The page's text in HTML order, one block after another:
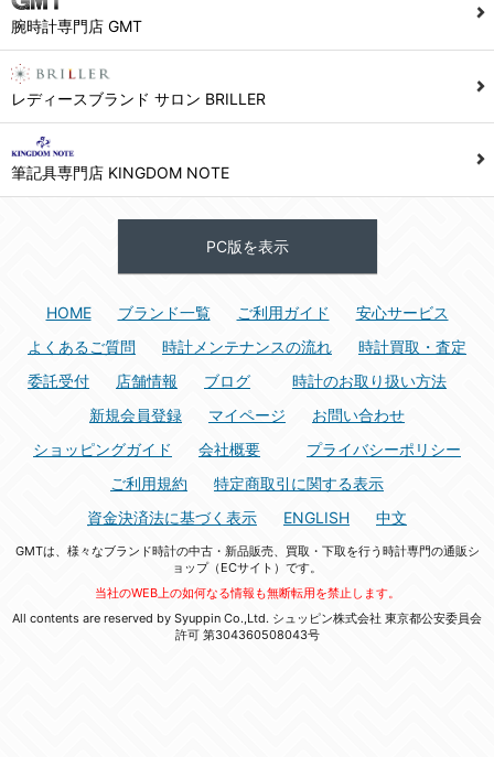
腕時計専門店 GMT
レディースブランド サロン BRILLER
筆記具専門店 KINGDOM NOTE
PC版を表示
HOME ブランド一覧 ご利用ガイド
安心サービス
よくあるご質問
時計メンテナンスの流れ
時計買取・査定
委託受付
店舗情報 ブログ
時計のお取り扱い方法
新規会員登録
マイページ
お問い合わせ
ショッピングガイド
会社概要
プライバシーポリシー
ご利用規約
特定商取引に関する表示
資金決済法に基づく表示
ENGLISH 中文
GMTは、様々なブランド時計の中古・新品販売、買取・下取を行う時計専門の通販シ
ョップ（ECサイト）です。
当社のWEB上の如何なる情報も無断転用を禁止します。
All contents are reserved by Syuppin Co.,Ltd. シュッピン株式会社 東京都公安委員会
許可 第304360508043号